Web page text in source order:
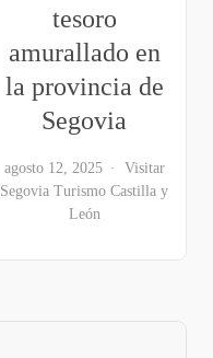
tesoro
amurallado en
la provincia de
Segovia
agosto 12, 2025
Visitar
Segovia Turismo Castilla y
León